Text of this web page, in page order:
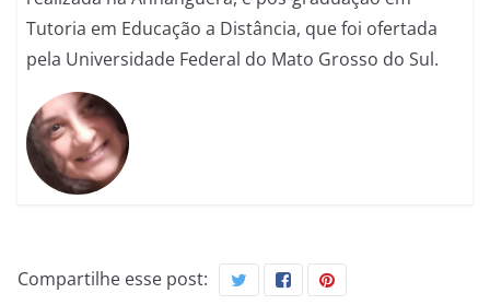
Tutoria em Educação a Distância, que foi ofertada
pela Universidade Federal do Mato Grosso do Sul.
Compartilhe esse post: